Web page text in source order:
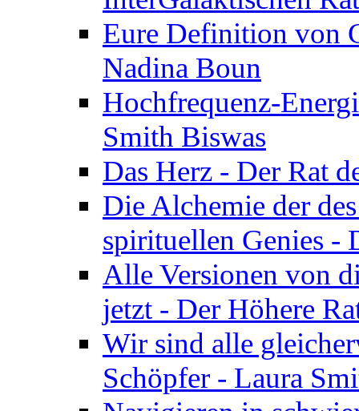
Eure Definition von
Nadina Boun
Hochfrequenz-
Smith Biswas
Das Herz - Der Rat
Die Alchemie der
spirituellen Genies -
Alle Versionen von
jetzt - Der Höhere
Wir sind alle
Schöpfer - Laura